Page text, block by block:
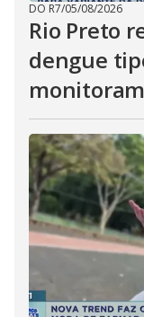
DO R7/05/08/2026
Rio Preto
dengue